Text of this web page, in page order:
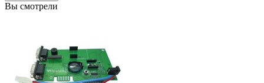
Вы смотрели